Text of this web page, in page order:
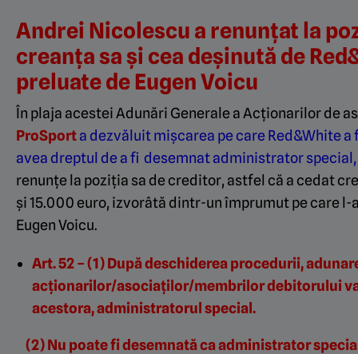
Andrei Nicolescu a renunțat la
creanța sa și cea deșinută de
preluate de Eugen Voicu
În plaja acestei Adunări Generale a Acționarilor de
ProSporta dezvăluit mișcarea pe care Red&White
avea dreptul de a fi desemnat administrator special,
renunțe la poziția sa de creditor, astfel că a cedat
și 15.000 euro, izvorâtă dintr-un împrumut pe care
Eugen Voicu.
Art. 52 – (1) După deschiderea procedurii,
acţionarilor/asociaţilor/membrilor debitorului
acestora, administratorul special.
(2) Nu poate fi desemnată ca administrator